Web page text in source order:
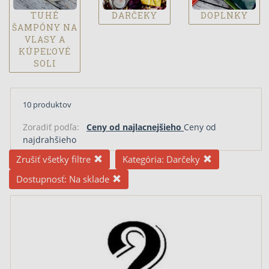
TUHÉ
ŠAMPÓNY NA
VLASY A
KÚPEĽOVÉ
SOLI
DARČEKY DOPLNKY
10 produktov
Zoradiť podľa: Ceny od najlacnejšieho Ceny od
najdrahšieho
Zrušiť všetky filtre Kategória: Darčeky
Dostupnosť: Na sklade